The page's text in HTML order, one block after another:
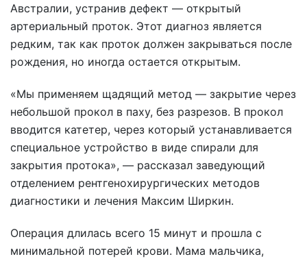
Австралии, устранив дефект — открытый
артериальный проток. Этот диагноз является
редким, так как проток должен закрываться после
рождения, но иногда остается открытым.
«Мы применяем щадящий метод — закрытие через
небольшой прокол в паху, без разрезов. В прокол
вводится катетер, через который устанавливается
специальное устройство в виде спирали для
закрытия протока», — рассказал заведующий
отделением рентгенохирургических методов
диагностики и лечения Максим Ширкин.
Операция длилась всего 15 минут и прошла с
минимальной потерей крови. Мама мальчика,